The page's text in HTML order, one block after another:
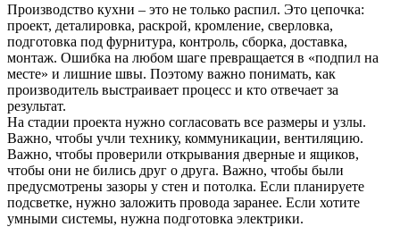
Производство кухни – это не только распил. Это цепочка:
проект, деталировка, раскрой, кромление, сверловка,
подготовка под фурнитура, контроль, сборка, доставка,
монтаж. Ошибка на любом шаге превращается в «подпил на
месте» и лишние швы. Поэтому важно понимать, как
производитель выстраивает процесс и кто отвечает за
результат.
На стадии проекта нужно согласовать все размеры и узлы.
Важно, чтобы учли технику, коммуникации, вентиляцию.
Важно, чтобы проверили открывания дверные и ящиков,
чтобы они не бились друг о друга. Важно, чтобы были
предусмотрены зазоры у стен и потолка. Если планируете
подсветке, нужно заложить провода заранее. Если хотите
умными системы, нужна подготовка электрики.